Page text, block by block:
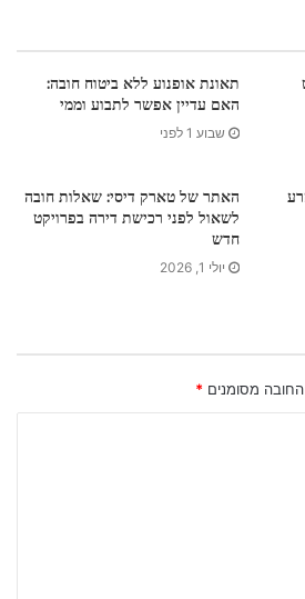
תאונת אופנוע ללא ביטוח חובה:
האם עדיין אפשר לתבוע וממי
שבוע 1 לפני
האתר של טארק דיסי: שאלות חובה
לשאול לפני רכישת דירה בפרויקט
חדש
יולי 1, 2026
מסומנים *